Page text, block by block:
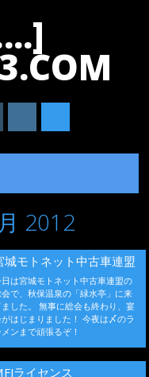
2012
城モトネット中古車連盟
日は宮城モトネット中古車連盟の
会で、秋保温泉の「緑水亭」に来
ました。 無事に総会も終わり、宴
がはじまりました！ 今夜は〆のラ
メンまで頑張るぞ！
ライセンス